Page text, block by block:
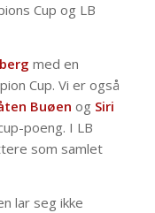
Cup og LB
med en
Cup. Vi er også
Buøen og Siri
poeng. I LB
som samlet
lar seg ikke